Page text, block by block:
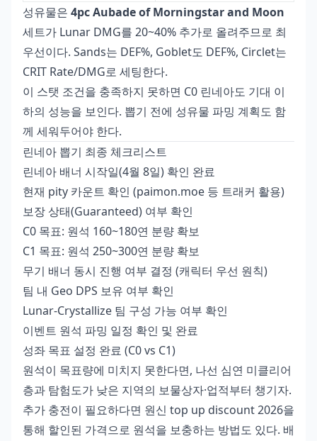
성유물은 4pc Aubade of Morningstar and Moon
세트가 Lunar DMG를 20~40% 추가로 올려주므로 최
우선이다. Sands는 DEF%, Goblet도 DEF%, Circlet는
CRIT Rate/DMG로 세팅한다.
이 스탯 조건을 충족하지 못하면 C0 린네아도 기대 이
하의 성능을 보인다. 뽑기 전에 성유물 파밍 계획도 함
께 세워두어야 한다.
린네아 뽑기 최종 체크리스트
린네아 배너 시작일(4월 8일) 확인 완료
현재 pity 카운트 확인 (paimon.moe 등 트래커 활용)
보장 상태(Guaranteed) 여부 확인
C0 목표: 원석 160~180연 분량 확보
C1 목표: 원석 250~300연 분량 확보
무기 배너 동시 진행 여부 결정 (캐릭터 우선 원칙)
팀 내 Geo DPS 보유 여부 확인
Lunar-Crystallize 팀 구성 가능 여부 확인
이벤트 원석 파밍 일정 확인 및 완료
성좌 목표 설정 완료 (C0 vs C1)
원석이 목표량에 미치지 못한다면, 나선 심연 미클리어
층과 탐험도가 낮은 지역의 보물상자·업적부터 챙기자.
추가 충전이 필요하다면 원신 top up discount 2026을
통해 할인된 가격으로 원석을 보충하는 방법도 있다. 배